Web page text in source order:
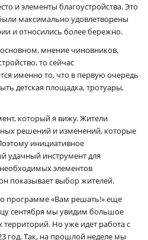
и элементы благоустройства. Это
максимально удовлетворены
и относились более бережно.
мнение чиновников,
то сейчас
именно то, что в первую очередь
детская площадка, тротуары,
который я вижу. Жители
решений и изменений, которые
инициативное
удачный инструмент для
элементов
показывает выбор жителей.
программе «Вам решать!» еще
сентября мы увидим большое
территорий. Но уже идет работа с
год. Так, на прошлой неделе мы